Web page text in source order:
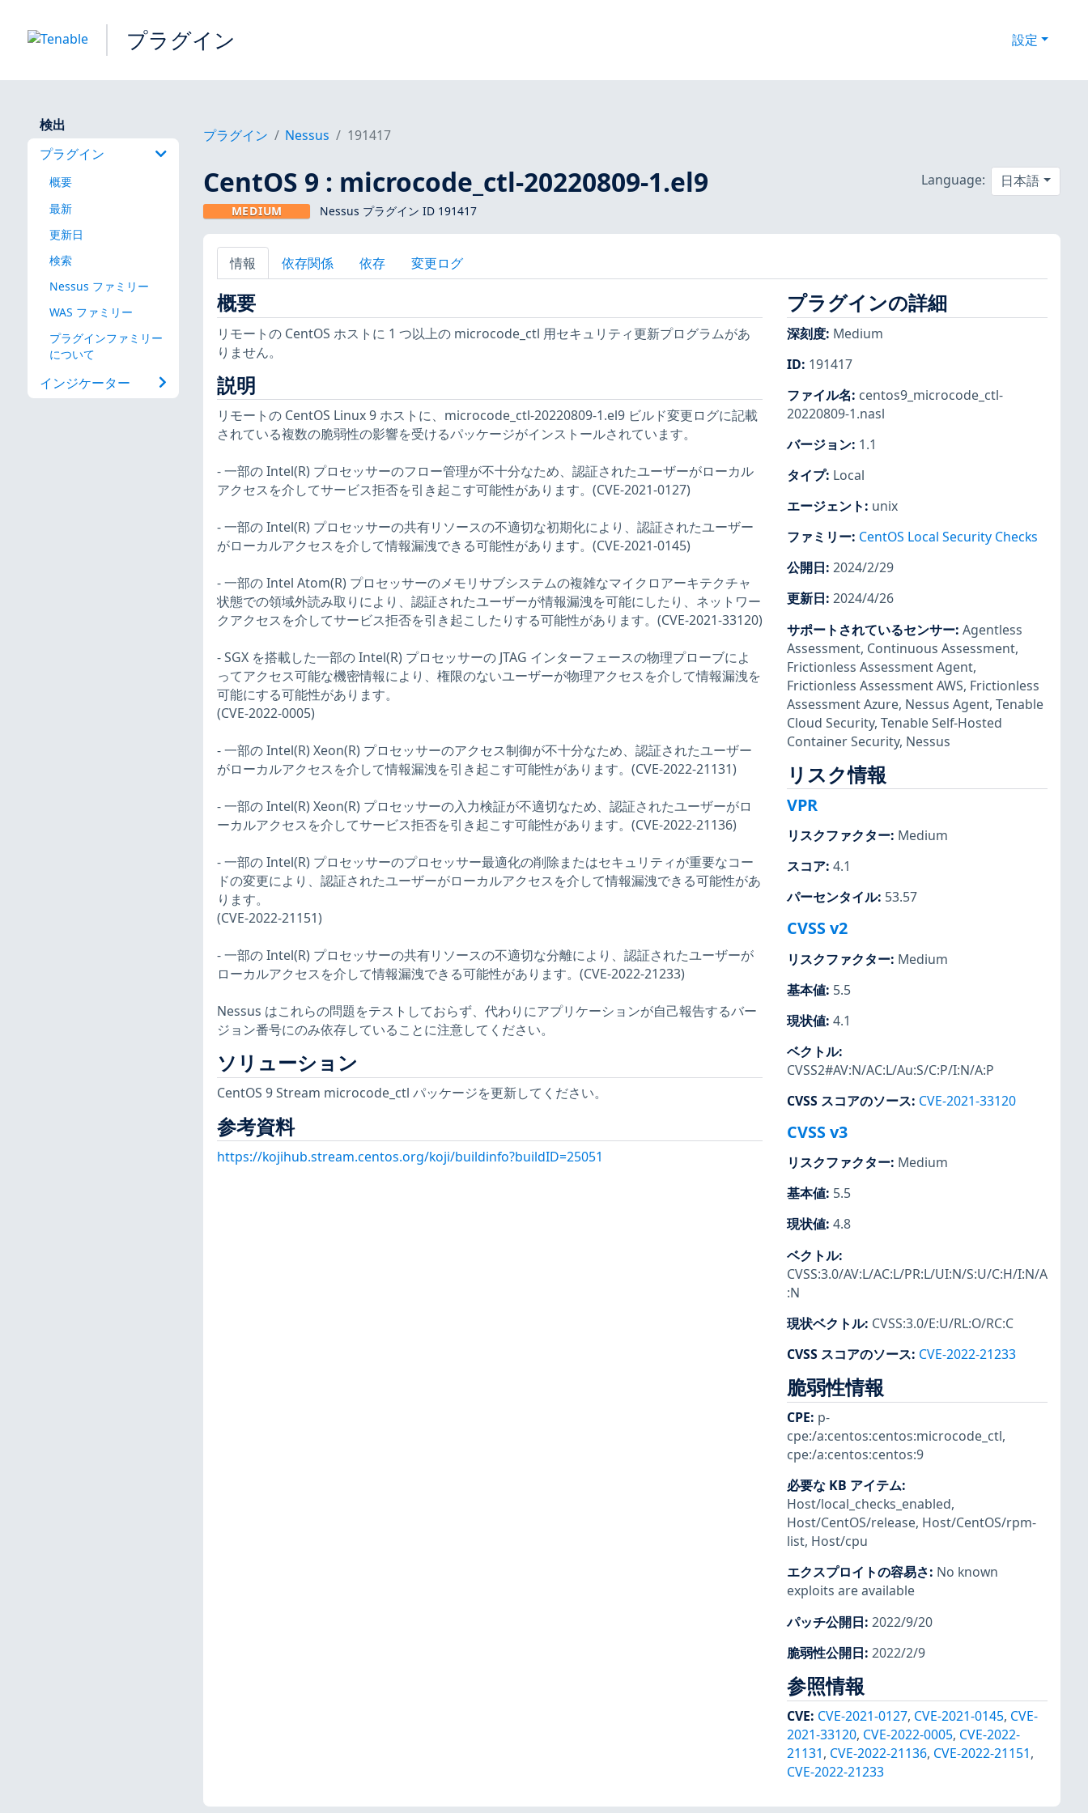
プラグイン 設定
検出
プラグイン
概要
最新
更新日
検索
Nessus ファミリー
WAS ファミリー
プラグインファミリー
について
インジケーター
プラグイン Nessus 191417
CentOS 9 : microcode_ctl-20220809-1.el9
MEDIUM Nessus プラグイン ID 191417
Language: 日本語
情報 依存関係 依存 変更ログ
概要
リモートの CentOS ホストに 1 つ以上の microcode_ctl 用セキュリティ更新プログラムがあ
りません。
説明
リモートの CentOS Linux 9 ホストに、microcode_ctl-20220809-1.el9 ビルド変更ログに記載
されている複数の脆弱性の影響を受けるパッケージがインストールされています。
- 一部の Intel(R) プロセッサーのフロー管理が不十分なため、認証されたユーザーがローカル
アクセスを介してサービス拒否を引き起こす可能性があります。(CVE-2021-0127)
- 一部の Intel(R) プロセッサーの共有リソースの不適切な初期化により、認証されたユーザー
がローカルアクセスを介して情報漏洩できる可能性があります。(CVE-2021-0145)
- 一部の Intel Atom(R) プロセッサーのメモリサブシステムの複雑なマイクロアーキテクチャ
状態での領域外読み取りにより、認証されたユーザーが情報漏洩を可能にしたり、ネットワー
クアクセスを介してサービス拒否を引き起こしたりする可能性があります。(CVE-2021-33120)
- SGX を搭載した一部の Intel(R) プロセッサーの JTAG インターフェースの物理プローブによ
ってアクセス可能な機密情報により、権限のないユーザーが物理アクセスを介して情報漏洩を
可能にする可能性があります。
(CVE-2022-0005)
- 一部の Intel(R) Xeon(R) プロセッサーのアクセス制御が不十分なため、認証されたユーザー
がローカルアクセスを介して情報漏洩を引き起こす可能性があります。(CVE-2022-21131)
- 一部の Intel(R) Xeon(R) プロセッサーの入力検証が不適切なため、認証されたユーザーがロ
ーカルアクセスを介してサービス拒否を引き起こす可能性があります。(CVE-2022-21136)
- 一部の Intel(R) プロセッサーのプロセッサー最適化の削除またはセキュリティが重要なコー
ドの変更により、認証されたユーザーがローカルアクセスを介して情報漏洩できる可能性があ
ります。
(CVE-2022-21151)
- 一部の Intel(R) プロセッサーの共有リソースの不適切な分離により、認証されたユーザーが
ローカルアクセスを介して情報漏洩できる可能性があります。(CVE-2022-21233)
Nessus はこれらの問題をテストしておらず、代わりにアプリケーションが自己報告するバー
ジョン番号にのみ依存していることに注意してください。
ソリューション
CentOS 9 Stream microcode_ctl パッケージを更新してください。
参考資料
https://kojihub.stream.centos.org/koji/buildinfo?buildID=25051
プラグインの詳細
深刻度: Medium
ID: 191417
ファイル名: centos9_microcode_ctl-
20220809-1.nasl
バージョン: 1.1
タイプ: Local
エージェント: unix
ファミリー: CentOS Local Security Checks
公開日: 2024/2/29
更新日: 2024/4/26
サポートされているセンサー: Agentless
Assessment, Continuous Assessment,
Frictionless Assessment Agent,
Frictionless Assessment AWS, Frictionless
Assessment Azure, Nessus Agent, Tenable
Cloud Security, Tenable Self-Hosted
Container Security, Nessus
リスク情報
VPR
リスクファクター: Medium
スコア: 4.1
パーセンタイル: 53.57
CVSS v2
リスクファクター: Medium
基本値: 5.5
現状値: 4.1
ベクトル:
CVSS2#AV:N/AC:L/Au:S/C:P/I:N/A:P
CVSS スコアのソース: CVE-2021-33120
CVSS v3
リスクファクター: Medium
基本値: 5.5
現状値: 4.8
ベクトル:
CVSS:3.0/AV:L/AC:L/PR:L/UI:N/S:U/C:H/I:N/A
:N
現状ベクトル: CVSS:3.0/E:U/RL:O/RC:C
CVSS スコアのソース: CVE-2022-21233
脆弱性情報
CPE: p-
cpe:/a:centos:centos:microcode_ctl,
cpe:/a:centos:centos:9
必要な KB アイテム:
Host/local_checks_enabled,
Host/CentOS/release, Host/CentOS/rpm-
list, Host/cpu
エクスプロイトの容易さ: No known
exploits are available
パッチ公開日: 2022/9/20
脆弱性公開日: 2022/2/9
参照情報
CVE: CVE-2021-0127, CVE-2021-0145, CVE-
2021-33120, CVE-2022-0005, CVE-2022-
21131, CVE-2022-21136, CVE-2022-21151,
CVE-2022-21233